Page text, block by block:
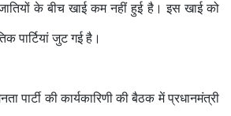
के बीच खाई कम नहीं हुई है। इस खाई को
पार्टियां जुट गई है।
पार्टी की कार्यकारिणी की बैठक में प्रधानमंत्री